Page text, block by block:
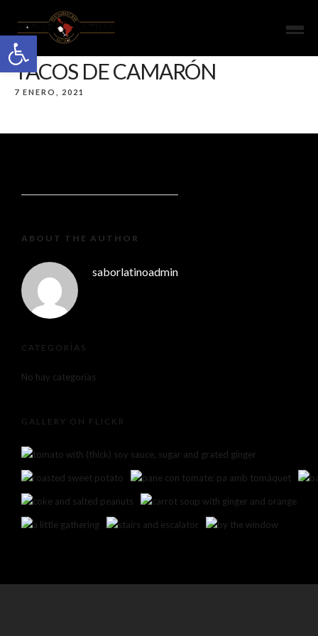
TACOS DE CAMARÓN
7 ENERO, 2021
ABOUT THE AUTHOR
saborlatinoadmin
CATEGORÍAS
No hay categorías
GALLERY ON FLICKR
Open toolbar